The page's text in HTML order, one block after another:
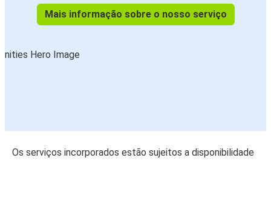
Mais informação sobre o nosso serviço
Os serviços incorporados estão sujeitos a disponibilidade